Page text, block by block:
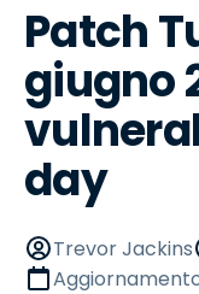
Patch
giugno
day
Trevor Jackins